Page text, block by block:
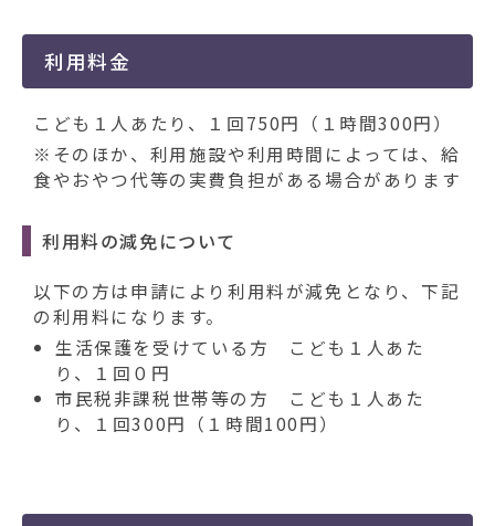
利用料金
こども１人あたり、１回750円（１時間300円）
※そのほか、利用施設や利用時間によっては、給
食やおやつ代等の実費負担がある場合があります
利用料の減免について
以下の方は申請により利用料が減免となり、下記
の利用料になります。
生活保護を受けている方 こども１人あた
り、１回０円
市民税非課税世帯等の方 こども１人あた
り、１回300円（１時間100円）